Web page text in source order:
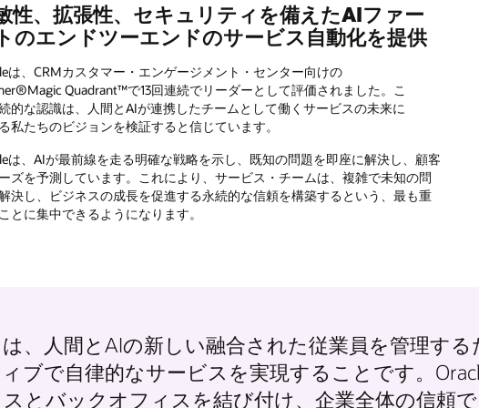
性、拡張性、セキュリティを備えたAIファー
のエンドツーエンドのサービス自動化を提供
は、CRMカスタマー・エンゲージメント・センター向けの
Quadrant™で13回連続でリーダーとして評価されました。こ
的な認識は、人間とAIが連携したチームとして働くサービスの未来に
私たちのビジョンを検証すると信じています。
は、AIが最前線を走る明確な戦略を示し、既知の問題を即座に解決し、顧客
ズを予測しています。これにより、サービス・チームは、複雑で未知の問
決し、ビジネスの成長を促進する永続的な信頼を構築するという、最も重
とに集中できるようになります。
は、人間とAIの新しい融合された従業員を管理す
ブで自律的なサービスを実現することです。
とバックオフィスを結び付け、企業全体の信頼